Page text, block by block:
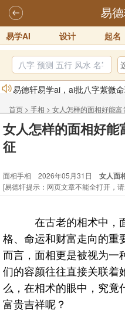
易
易学AI 设计 起名
易德轩易学ai，ai批八字紫微
体验！！
2025-07-01
易德轩网重构及升能完成，欢
订！！
2025-10-01
2026丙午年铁笔居士精批年运
易德轩通告：本网站易德轩
首页 > 手相 > 女人怎样的面相好能
面相手相
女人怎样的面相好
征
面相手相 2026年05月31日 女人面
[易德轩提示：网页文章不能全打开，
在古老的相术中，
格、命运和财富走向的重
而言，面相更是被视为一
们的容颜往往直接关联着
么，在相术的眼中，究竟
富贵吉祥呢？